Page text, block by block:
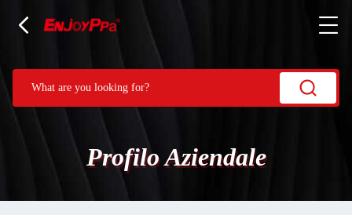
Profilo Aziendale